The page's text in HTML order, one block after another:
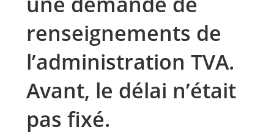
renseignements de
l’administration TVA.
Avant, le délai n’était
pas fixé.